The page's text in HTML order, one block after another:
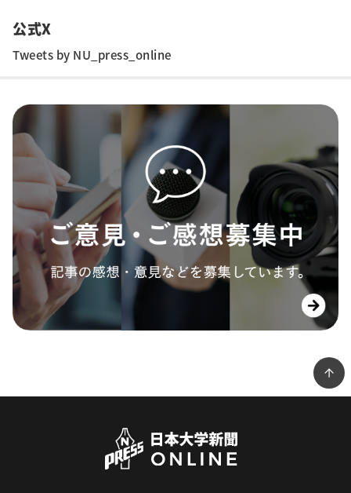
公式X
Tweets by NU_press_online